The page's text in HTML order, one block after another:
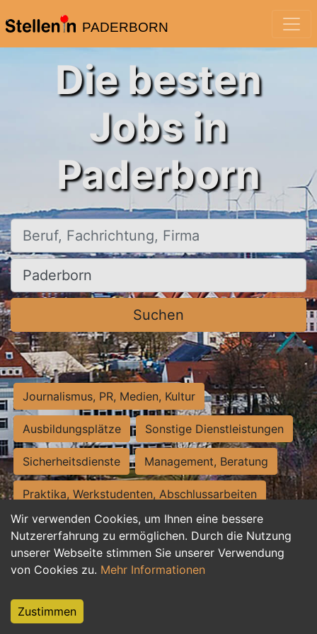
PADERBORN
Wir verwenden Cookies, um Ihnen eine bessere
Nutzererfahrung zu ermöglichen. Durch die Nutzung
unserer Webseite stimmen Sie unserer Verwendung
von Cookies zu. Mehr Informationen
Zustimmen
Die besten
Jobs in
Paderborn
Beruf, Fachrichtung, Firma
Ort, Stadt
Suchen
Journalismus, PR, Medien, Kultur
Ausbildungsplätze Sonstige Dienstleistungen
Sicherheitsdienste Management, Beratung
Praktika, Werkstudenten, Abschlussarbeiten
Personalwesen Assistenz, Sekretariat
Hilfskräfte, Aushilfs- und Nebenjobs
Weiterbildung, Studium, duale Ausbildung